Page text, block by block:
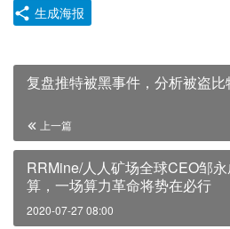
生成海报
复盘推特被黑事件，分析被盗
上一篇
RRMine/人人矿场全球CEO邹
算，一场算力革命将势在必行
2020-07-27 08:00